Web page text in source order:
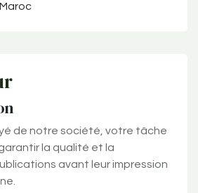
Maroc
de notre société, votre tâche
la qualité et la
avant leur impression